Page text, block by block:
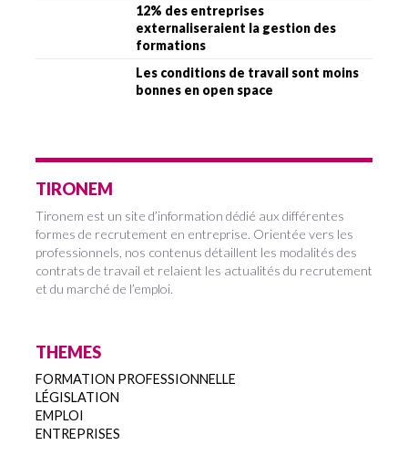
12% des entreprises
externaliseraient la gestion des
formations
Les conditions de travail sont moins
bonnes en open space
TIRONEM
Tironem est un site d’information dédié aux différentes
formes de recrutement en entreprise. Orientée vers les
professionnels, nos contenus détaillent les modalités des
contrats de travail et relaient les actualités du recrutement
et du marché de l’emploi.
THEMES
FORMATION PROFESSIONNELLE
LÉGISLATION
EMPLOI
ENTREPRISES